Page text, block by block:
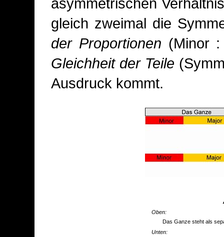
gleich zweimal die
der Proportionen (Minor
Gleichheit der Teile
Ausdruck kommt.
Oben:
Das Ganze steht als
Unten: